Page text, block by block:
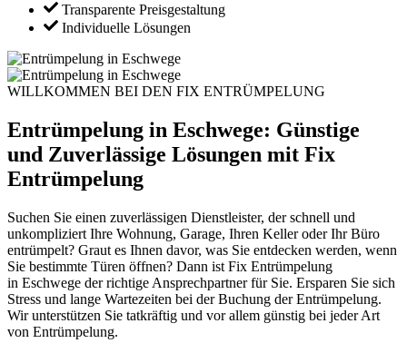
Transparente Preisgestaltung
Individuelle Lösungen
WILLKOMMEN BEI DEN FIX ENTRÜMPELUNG
Entrümpelung in Eschwege: Günstige
und Zuverlässige Lösungen mit Fix
Entrümpelung
Suchen Sie einen zuverlässigen Dienstleister, der schnell und
unkompliziert Ihre Wohnung, Garage, Ihren Keller oder Ihr Büro
entrümpelt? Graut es Ihnen davor, was Sie entdecken werden, wenn
Sie bestimmte Türen öffnen? Dann ist Fix Entrümpelung
in Eschwege der richtige Ansprechpartner für Sie. Ersparen Sie sich
Stress und lange Wartezeiten bei der Buchung der Entrümpelung.
Wir unterstützen Sie tatkräftig und vor allem günstig bei jeder Art
von Entrümpelung.